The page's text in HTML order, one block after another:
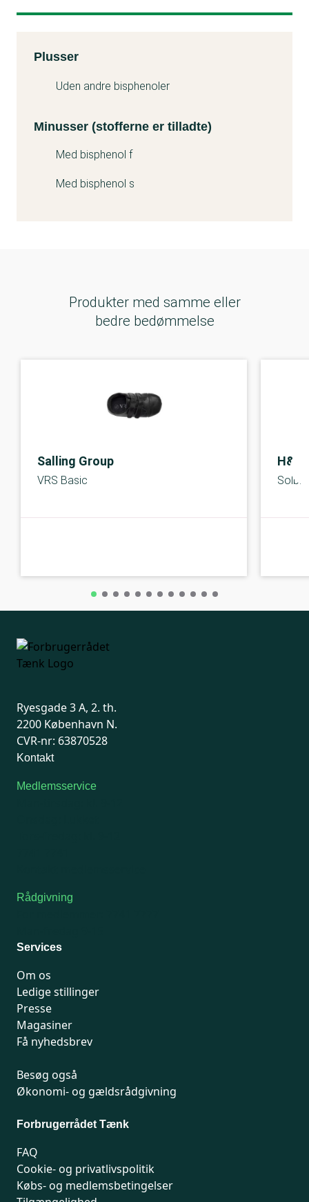
Kemitest
Plusser
Uden andre bisphenoler
Minusser (stofferne er tilladte)
Med bisphenol f
Med bisphenol s
Produkter med samme eller
bedre bedømmelse
Salling Group
VRS Basic
H&M
Ryesgade 3 A, 2. th.
2200 København N.
CVR-nr: 63870528
Kontakt
Medlemsservice
Rådgivning
Services
Om os
Ledige stillinger
Presse
Magasiner
Få nyhedsbrev
Besøg også
Økonomi- og gældsrådgivning
Forbrugerrådet Tænk
FAQ
Cookie- og privatlivspolitik
Købs- og medlemsbetingelser